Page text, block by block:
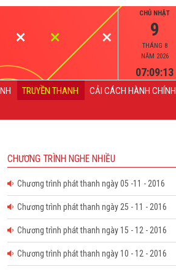
CHỦ NHẬT
9
THÁNG 8
NĂM 2026
07:09:14
TRUYỀN THANH
CẢI CÁCH HÀNH CHÍNH
CHƯƠNG TRÌNH NGHE NHIỀU
Chương trình phát thanh ngày 05 -11 - 2016
Chương trình phát thanh ngày 25 - 11 - 2016
Chương trình phát thanh ngày 15 - 12 - 2016
Chương trình phát thanh ngày 10 - 12 - 2016